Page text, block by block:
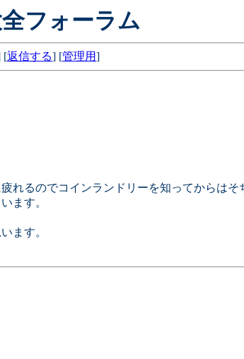
フォーラム
[返信する] [管理用]
るのでコインランドリーを知ってからはそ
ます。
ます。